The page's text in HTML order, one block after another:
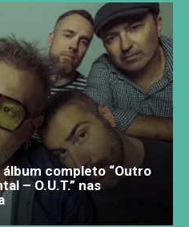
álbum completo “Outro
– O.U.T.” nas